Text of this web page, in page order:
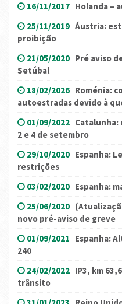
16/11/2017 Holanda –
25/11/2019 Áustria:
proibição
21/05/2020 Pré aviso
Setúbal
18/02/2026 Roménia:
autoestradas devido à
01/09/2022 Catalunha:
2 e 4 de setembro
29/10/2020 Espanha:
restrições
03/02/2020 Espanha:
25/06/2020
novo pré-aviso de greve
01/09/2021 Espanha:
240
24/02/2022 IP3, km
trânsito